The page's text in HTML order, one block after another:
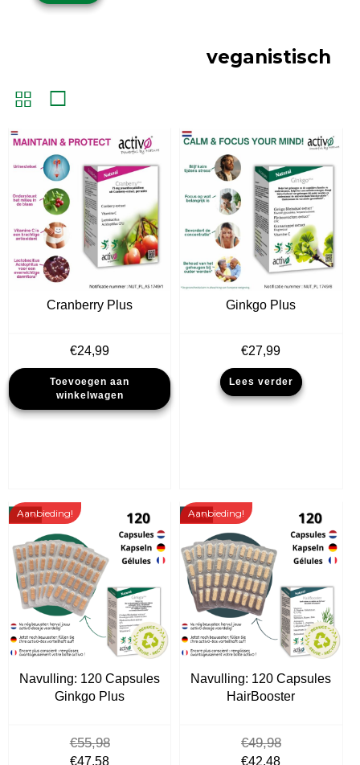
veganistisch
Cranberry Plus
€24,99
Toevoegen aan
winkelwagen
Ginkgo Plus
€27,99
Lees verder
Navulling: 120 Capsules
Ginkgo Plus
€55,98
Oorspronkelijke
€47,58Huidige
Aanbieding!
Navulling: 120 Capsules
HairBooster
€49,98
Oorspronkelijke
€42,48Huidige
Aanbieding!